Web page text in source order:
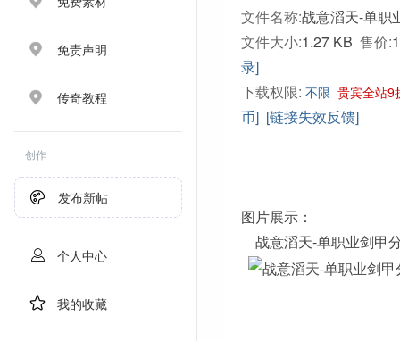
免责声明
传奇教程
创作
发布新帖
个人中心
我的收藏
文件名称:战意滔天-单职
文件大小:1.27 KB 售价:
录]
下载权限: 不限 贵宾全站9
币] [链接失效反馈]
图片展示：
战意滔天-单职业剑甲